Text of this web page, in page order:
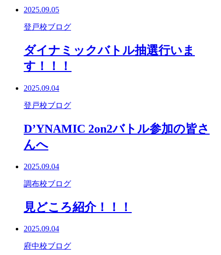
2025.09.05
登戸校ブログ
ダイナミックバトル抽選行いま
す！！！
2025.09.04
登戸校ブログ
D’YNAMIC 2on2バトル参加の皆さ
んへ
2025.09.04
調布校ブログ
見どころ紹介！！！
2025.09.04
府中校ブログ